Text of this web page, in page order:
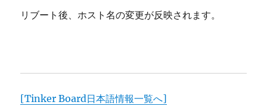
リブート後、ホスト名の変更が反映されます。
[Tinker Board日本語情報一覧へ]